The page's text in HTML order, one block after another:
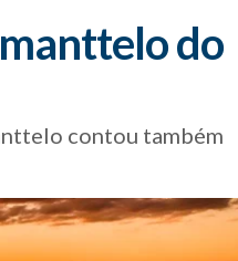
do
contou também